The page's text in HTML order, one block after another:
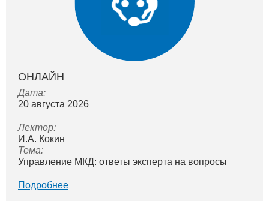
ОНЛАЙН
Дата:
20 августа 2026
Лектор:
И.А. Кокин
Тема:
Управление МКД: ответы эксперта на вопросы
Подробнее